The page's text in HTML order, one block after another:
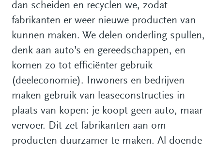
dan scheiden en recyclen we, zodat
fabrikanten er weer nieuwe producten van
kunnen maken. We delen onderling spullen,
denk aan auto’s en gereedschappen, en
komen zo tot efficiënter gebruik
(deeleconomie). Inwoners en bedrijven
maken gebruik van leaseconstructies in
plaats van kopen: je koopt geen auto, maar
vervoer. Dit zet fabrikanten aan om
producten duurzamer te maken. Al doende